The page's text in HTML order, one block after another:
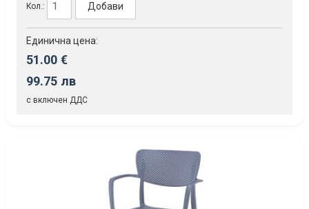
Кол.: Добави
Единична цена:
51.00 €
99.75 лв
с включен ДДС